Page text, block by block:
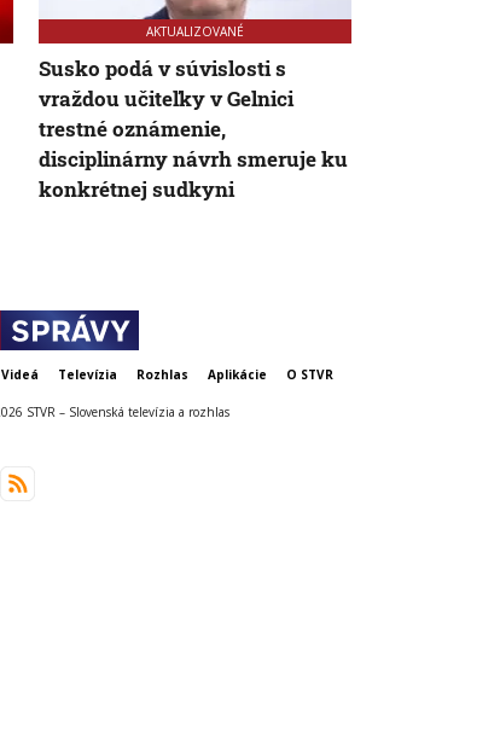
AKTUALIZOVANÉ
Susko podá v súvislosti s
vraždou učiteľky v Gelnici
trestné oznámenie,
disciplinárny návrh smeruje ku
konkrétnej sudkyni
Videá Televízia Rozhlas Aplikácie O STVR
STVR – Slovenská televízia a rozhlas